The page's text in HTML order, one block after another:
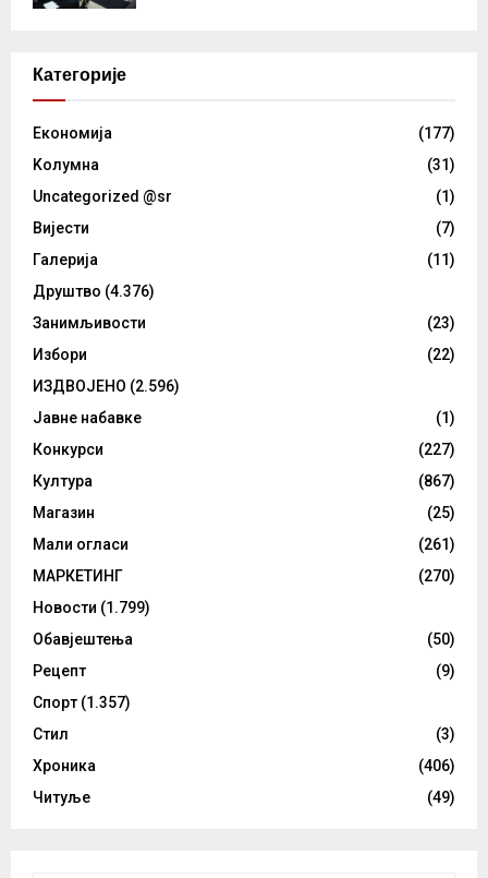
Категорије
Eкономија
(177)
Kолумнa
(31)
Uncategorized @sr
(1)
Вијести
(7)
Галерија
(11)
Друштво (4.376)
Занимљивости
(23)
Избори
(22)
ИЗДВОЈЕНО (2.596)
Јавне набавке
(1)
Конкурси
(227)
Култура
(867)
Магазин
(25)
Мали огласи
(261)
МАРКЕТИНГ
(270)
Новости (1.799)
Обавјештења
(50)
Рецепт
(9)
Спорт (1.357)
Стил
(3)
Хроника
(406)
Читуље
(49)